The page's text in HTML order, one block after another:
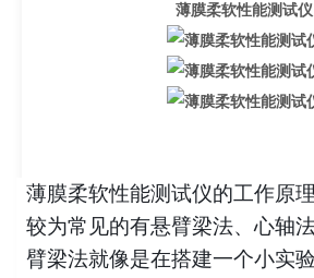
薄膜柔软性能测试仪
薄膜柔软性能测试仪的工作原
较为常见的有悬臂梁法、心轴
臂梁法就像是在搭建一个小实